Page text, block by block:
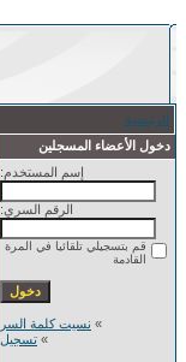
الرئيسية
دخول الأعضاء المسجلين
إسم المستخدم:
الرقم السري:
قم بتسجيلي تلقائيا في المرة
القادمة
» نسيت كلمة السر
» تسجيل